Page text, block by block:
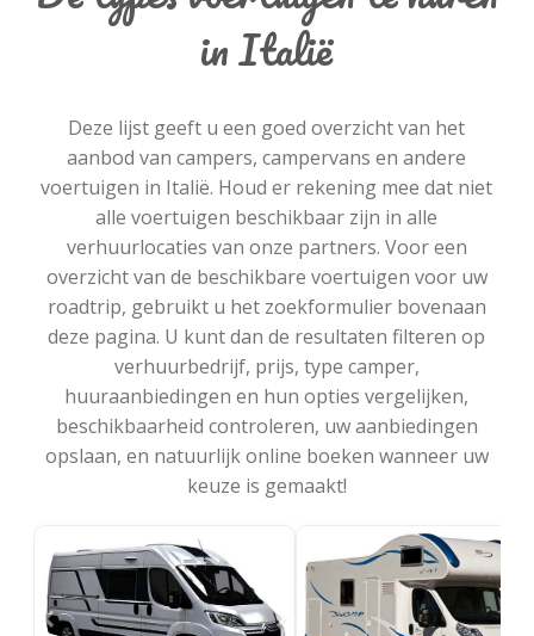
in Italië
Deze lijst geeft u een goed overzicht van het
aanbod van campers, campervans en andere
voertuigen in Italië. Houd er rekening mee dat niet
alle voertuigen beschikbaar zijn in alle
verhuurlocaties van onze partners. Voor een
overzicht van de beschikbare voertuigen voor uw
roadtrip, gebruikt u het zoekformulier bovenaan
deze pagina. U kunt dan de resultaten filteren op
verhuurbedrijf, prijs, type camper,
huuraanbiedingen en hun opties vergelijken,
beschikbaarheid controleren, uw aanbiedingen
opslaan, en natuurlijk online boeken wanneer uw
keuze is gemaakt!